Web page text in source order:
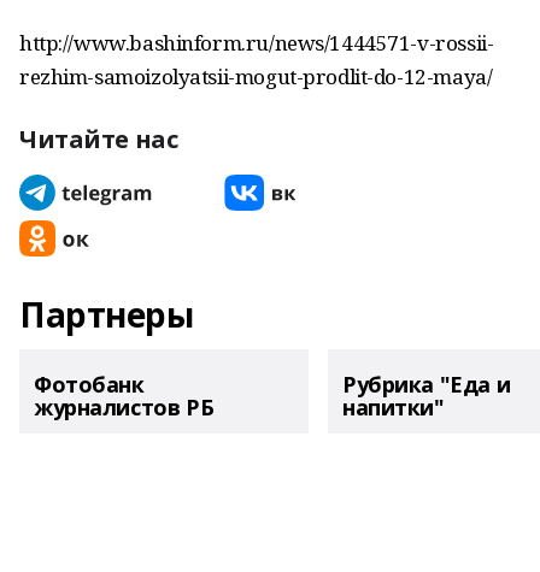
http://www.bashinform.ru/news/1444571-v-rossii-
rezhim-samoizolyatsii-mogut-prodlit-do-12-maya/
Читайте нас
Партнеры
Фотобанк
журналистов РБ
Рубрика "Еда и
напитки"